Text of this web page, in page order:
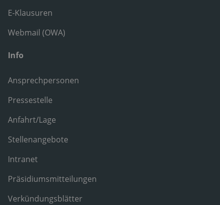
E-Klausuren
Webmail (OWA)
Info
Ansprechpersonen
Pressestelle
Anfahrt/Lage
Stellenangebote
Intranet
Präsidiumsmitteilungen
Verkündungsblätter